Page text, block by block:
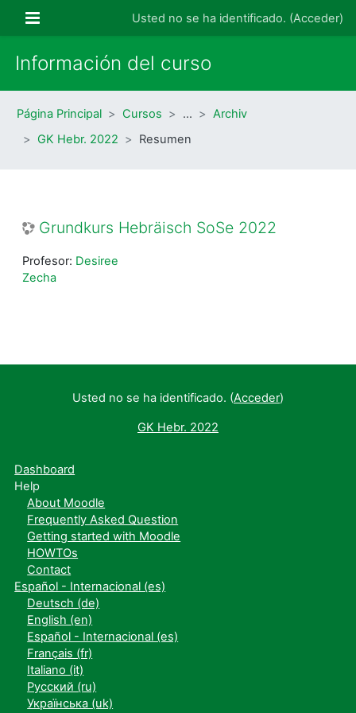
Panel lateralUsted no se ha identificado. (Acceder)
Información del curso
Página Principal Cursos …
Archiv
GK Hebr. 2022
Resumen
Grundkurs Hebräisch SoSe 2022
Profesor: Desiree
Zecha
Usted no se ha identificado. (Acceder)
GK Hebr. 2022
Dashboard
Help
About Moodle
Frequently Asked Question
Getting started with Moodle
HOWTOs
Contact
Español - Internacional ‎(es)‎
Deutsch ‎(de)‎
English ‎(en)‎
Español - Internacional ‎(es)‎
Français ‎(fr)‎
Italiano ‎(it)‎
Русский ‎(ru)‎
Українська ‎(uk)‎